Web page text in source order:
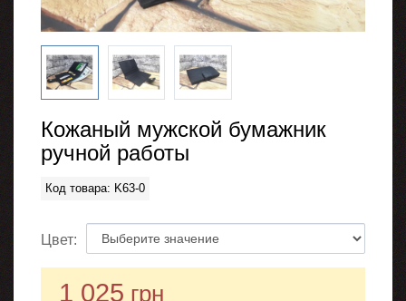
Кожаный мужской бумажник
ручной работы
Код товара: K63-0
Цвет:
1 025 грн